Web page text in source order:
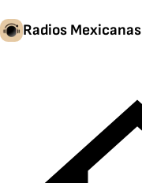
Radios Mexicanas